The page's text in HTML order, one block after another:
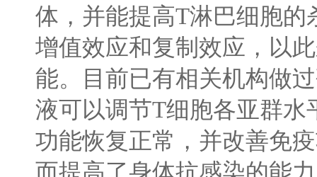
体，并能提高T淋巴细胞的
增值效应和复制效应，以
能。目前已有相关机构做
液可以调节T细胞各亚群水
功能恢复正常，并改善免